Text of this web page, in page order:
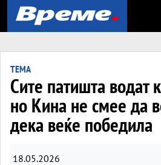
ТЕМА
Сите патишта водат
но Кина не смее да
дека веќе победила
18.05.2026